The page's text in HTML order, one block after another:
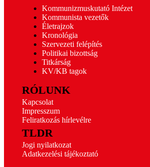
Kommunizmuskutató Intézet
Kommunista vezetők
Életrajzok
Kronológia
Szervezeti felépítés
Politikai bizottság
Titkárság
KV/KB tagok
RÓLUNK
Kapcsolat
Impresszum
Feliratkozás hírlevélre
TLDR
Jogi nyilatkozat
Adatkezelési tájékoztató